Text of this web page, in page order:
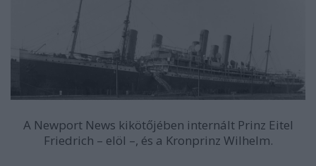
A Newport News kikötőjében internált Prinz Eitel
Friedrich – elöl –, és a Kronprinz Wilhelm.